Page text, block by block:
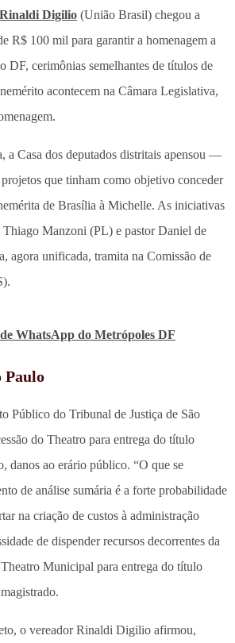
Rinaldi Digilio (União Brasil) chegou a
R$ 100 mil para garantir a homenagem a
DF, cerimônias semelhantes de títulos de
acontecem na Câmara Legislativa,
a Casa dos deputados distritais apensou —
que tinham como objetivo conceder
de Brasília à Michelle. As iniciativas
Manzoni (PL) e pastor Daniel de
agora unificada, tramita na Comissão de
WhatsApp do Metrópoles DF
Paulo
Público do Tribunal de Justiça de São
do Theatro para entrega do título
danos ao erário público. “O que se
de análise sumária é a forte probabilidade
na criação de custos à administração
de dispender recursos decorrentes da
Theatro Municipal para entrega do título
o vereador Rinaldi Digilio afirmou,